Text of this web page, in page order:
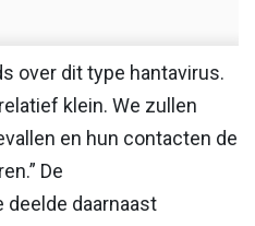
over dit type hantavirus.
klein. We zullen
en hun contacten de
De
daarnaast